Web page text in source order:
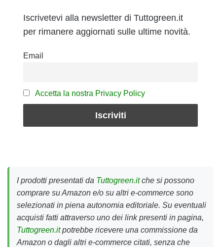
Iscrivetevi alla newsletter di Tuttogreen.it
per rimanere aggiornati sulle ultime novità.
Email
Accetta la nostra Privacy Policy
I prodotti presentati da Tuttogreen.itche si possono
comprare su Amazon e/o su altri e-commerce sono
selezionati in piena autonomia editoriale. Su eventuali
acquisti fatti attraverso uno dei link presenti in pagina,
Tuttogreen.itpotrebbe ricevere una commissione da
Amazon o dagli altri e-commerce citati, senza che